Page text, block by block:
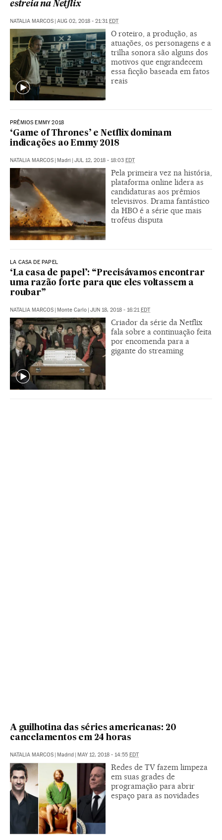
estreia na Netflix
NATALIA MARCOS | AUG 02, 2018 - 21:31 EDT
O roteiro, a produção, as
atuações, os personagens e a
trilha sonora são alguns dos
motivos que engrandecem
essa ficção baseada em fatos
reais
PRÊMIOS EMMY 2018
‘Game of Thrones’ e Netflix dominam
indicações ao Emmy 2018
NATALIA MARCOS Madri JUL 12, 2018 - 18:03 EDT
Pela primeira vez na história,
plataforma online lidera as
candidaturas aos prêmios
televisivos. Drama fantástico
da HBO é a série que mais
troféus disputa
LA CASA DE PAPEL
‘La casa de papel’: “Precisávamos encontrar
uma razão forte para que eles voltassem a
roubar”
NATALIA MARCOS Monte Carlo JUN 18, 2018 - 16:21 EDT
Criador da série da Netflix
fala sobre a continuação feita
por encomenda para a
gigante do streaming
A guilhotina das séries americanas: 20
cancelamentos em 24 horas
NATALIA MARCOS Madrid MAY 12, 2018 - 14:55 EDT
Redes de TV fazem limpeza
em suas grades de
programação para abrir
espaço para as novidades